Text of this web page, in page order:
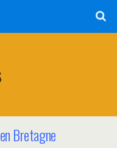
Bretagne